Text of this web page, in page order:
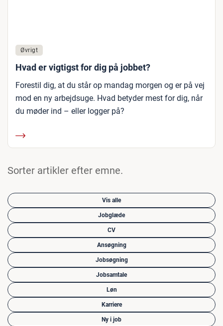
Øvrigt
Hvad er vigtigst for dig på jobbet?
Forestil dig, at du står op mandag morgen og er på vej
mod en ny arbejdsuge. Hvad betyder mest for dig, når
du møder ind – eller logger på?
Sorter artikler efter emne.
Vis alle
Jobglæde
CV
Ansøgning
Jobsøgning
Jobsamtale
Løn
Karriere
Ny i job